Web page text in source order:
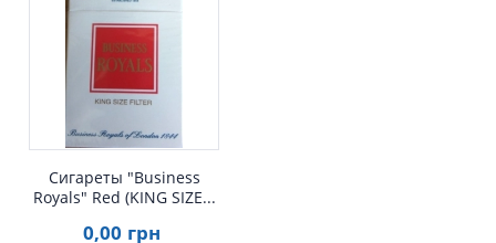
Быстрый просмотр
Сигареты "Business
Royals" Red (KING SIZE...
0,00 грн